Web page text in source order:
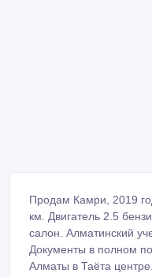
Продам Камри, 2019
км. Двигатель 2.5
салон. Алматинский
Документы в полном
Алматы в Таёта